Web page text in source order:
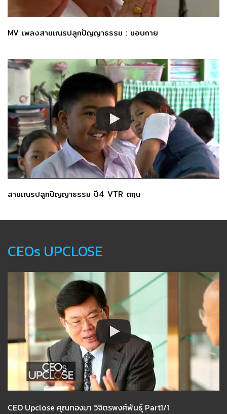
MV เพลงสามเณรปลูกปัญญาธรรม : มอบกาย
สามเณรปลูกปัญญาธรรม ปี4 VTR ตฤน
CEOs UPCLOSE
CEO Upclose คุณทองมา วิจิตรพงศ์พันธุ์ Part1/1